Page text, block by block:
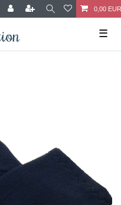
0,00 EUR
☰